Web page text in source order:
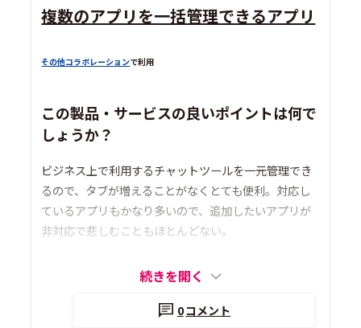
複数のアプリを一括管理できるアプリ
その他コラボレーションで利用
この製品・サービスの良いポイントは何で
しょうか？
ビジネス上で利用するチャットツールを一元管理でき
るので、タブが増えることがなくとても便利。対応し
ているアプリもかなり多いので、追加したいアプリが
非対応で悲しむこともほとんどない。
続きを開く
0コメント